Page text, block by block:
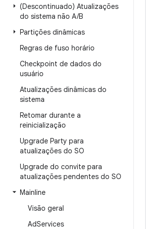
(Descontinuado) Atualizações
do sistema não A/B
Partições dinâmicas
Regras de fuso horário
Checkpoint de dados do
usuário
Atualizações dinâmicas do
sistema
Retomar durante a
reinicialização
Upgrade Party para
atualizações do SO
Upgrade do convite para
atualizações pendentes do SO
Mainline
Visão geral
AdServices